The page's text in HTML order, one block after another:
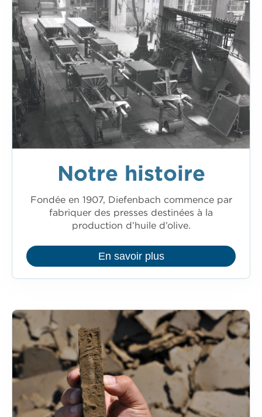
Notre histoire
Fondée en 1907, Diefenbach commence par
fabriquer des presses destinées à la
production d’huile d’olive.
En savoir plus